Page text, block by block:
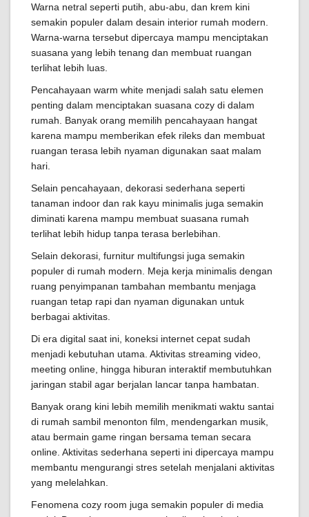
Warna netral seperti putih, abu-abu, dan krem kini
semakin populer dalam desain interior rumah modern.
Warna-warna tersebut dipercaya mampu menciptakan
suasana yang lebih tenang dan membuat ruangan
terlihat lebih luas.
Pencahayaan warm white menjadi salah satu elemen
penting dalam menciptakan suasana cozy di dalam
rumah. Banyak orang memilih pencahayaan hangat
karena mampu memberikan efek rileks dan membuat
ruangan terasa lebih nyaman digunakan saat malam
hari.
Selain pencahayaan, dekorasi sederhana seperti
tanaman indoor dan rak kayu minimalis juga semakin
diminati karena mampu membuat suasana rumah
terlihat lebih hidup tanpa terasa berlebihan.
Selain dekorasi, furnitur multifungsi juga semakin
populer di rumah modern. Meja kerja minimalis dengan
ruang penyimpanan tambahan membantu menjaga
ruangan tetap rapi dan nyaman digunakan untuk
berbagai aktivitas.
Di era digital saat ini, koneksi internet cepat sudah
menjadi kebutuhan utama. Aktivitas streaming video,
meeting online, hingga hiburan interaktif membutuhkan
jaringan stabil agar berjalan lancar tanpa hambatan.
Banyak orang kini lebih memilih menikmati waktu santai
di rumah sambil menonton film, mendengarkan musik,
atau bermain game ringan bersama teman secara
online. Aktivitas sederhana seperti ini dipercaya mampu
membantu mengurangi stres setelah menjalani aktivitas
yang melelahkan.
Fenomena cozy room juga semakin populer di media